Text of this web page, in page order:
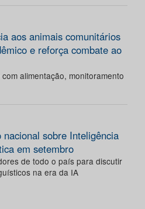
aos animais comunitários
e reforça combate ao
alimentação, monitoramento
sobre Inteligência
em setembro
de todo o país para discutir
na era da IA